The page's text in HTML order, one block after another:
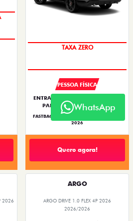
SAIA DE FIAT 0KM
PESSOA FÍSICA
ENTRADA DE R$ 118.434,84 +18
PARCELAS DE R$ 3.089,00
FASTBACK ABARTH TURBO 270 FLEX AT
2026
Quero agora!
2026
ARGO
ARGO DRIVE 1.0 FLEX 4P 2026
2026/2026
WhatsApp